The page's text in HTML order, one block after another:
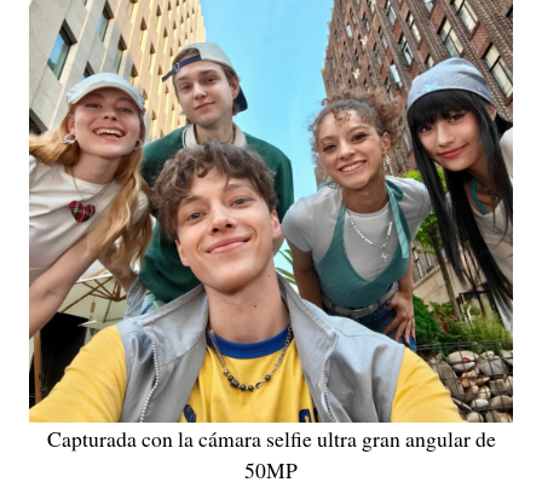
Capturada con la cámara selfie ultra gran angular de
50MP